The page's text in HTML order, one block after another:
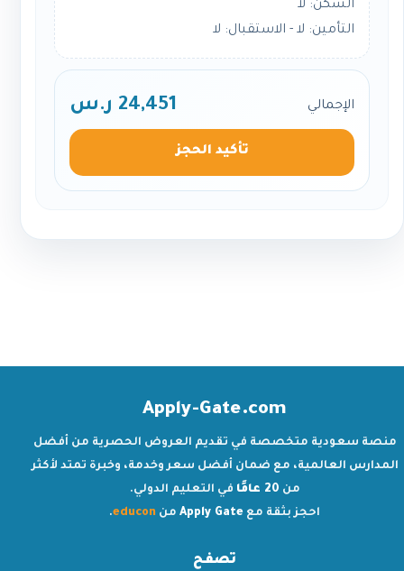
السكن: لا
التأمين: لا - الاستقبال: لا
الإجمالي 24,451 ر.س
تأكيد الحجز
Apply-Gate.com
منصة سعودية متخصصة في تقديم العروض الحصرية من أفضل
المدارس العالمية، مع ضمان أفضل سعر وخدمة، وخبرة تمتد لأكثر
من 20 عامًا
في التعليم الدولي.
احجز بثقة مع Apply Gate من educon
.
تصفح